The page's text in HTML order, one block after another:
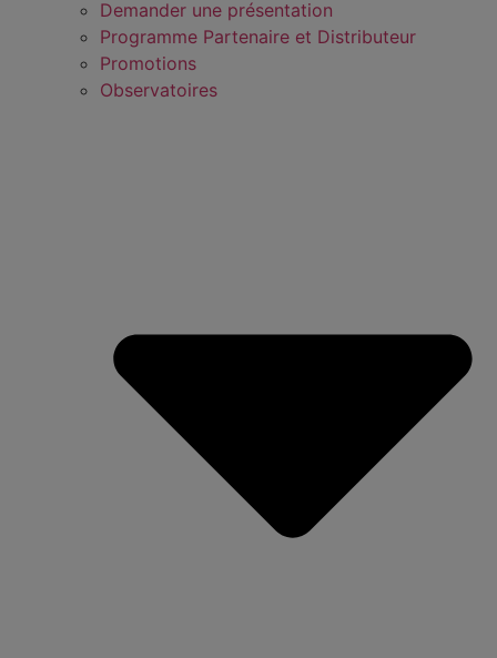
Demander une présentation
Programme Partenaire et Distributeur
Promotions
Observatoires